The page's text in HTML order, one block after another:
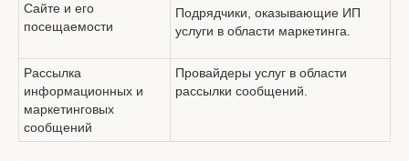
Сайте и его
посещаемости
Подрядчики, оказывающие ИП
услуги в области маркетинга.
Рассылка
информационных и
маркетинговых
сообщений
Провайдеры услуг в области
рассылки сообщений.